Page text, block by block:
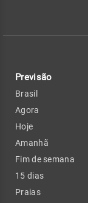
Previsão
Brasil
Agora
Hoje
Amanhã
Fim de semana
15 dias
Praias